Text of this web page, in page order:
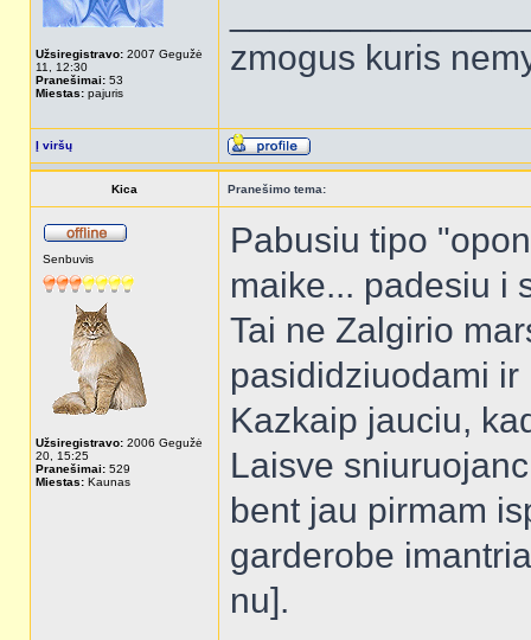
Užsiregistravo: 2007 Gegužė
11, 12:30
Pranešimai: 53
Miestas: pajuris
zmogus kuris
Į viršų
Kica Pranešimo tema:
Senbuvis
Užsiregistravo: 2006 Gegužė
20, 15:25
Pranešimai: 529
Miestas: Kaunas
Pabusiu tipo
maike... padesiu i
Tai ne Zalgirio
pasididziuodami
Kazkaip jauciu,
Laisve
bent jau pirmam
garderobe
nu].